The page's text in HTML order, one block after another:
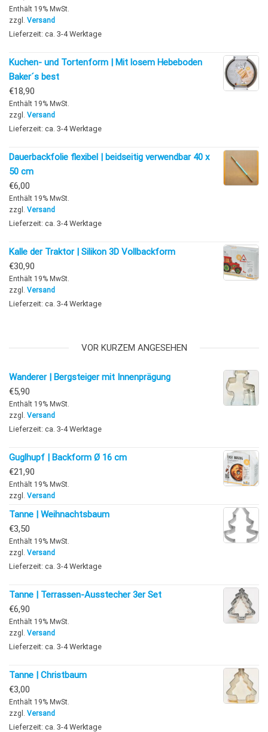
Enthält 19% MwSt.
zzgl. Versand
Lieferzeit: ca. 3-4 Werktage
Kuchen- und Tortenform | Mit losem Hebeboden
Baker´s best
€18,90
Enthält 19% MwSt.
zzgl. Versand
Lieferzeit: ca. 3-4 Werktage
Dauerbackfolie flexibel | beidseitig verwendbar 40 x
50 cm
€6,00
Enthält 19% MwSt.
zzgl. Versand
Lieferzeit: ca. 3-4 Werktage
Kalle der Traktor | Silikon 3D Vollbackform
€30,90
Enthält 19% MwSt.
zzgl. Versand
Lieferzeit: ca. 3-4 Werktage
VOR KURZEM ANGESEHEN
Wanderer | Bergsteiger mit Innenprägung
€5,90
Enthält 19% MwSt.
zzgl. Versand
Lieferzeit: ca. 3-4 Werktage
Guglhupf | Backform Ø 16 cm
€21,90
Enthält 19% MwSt.
zzgl. Versand
Tanne | Weihnachtsbaum
€3,50
Enthält 19% MwSt.
zzgl. Versand
Lieferzeit: ca. 3-4 Werktage
Tanne | Terrassen-Ausstecher 3er Set
€6,90
Enthält 19% MwSt.
zzgl. Versand
Lieferzeit: ca. 3-4 Werktage
Tanne | Christbaum
€3,00
Enthält 19% MwSt.
zzgl. Versand
Lieferzeit: ca. 3-4 Werktage